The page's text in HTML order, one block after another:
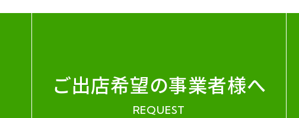
ご出店希望の事業者様へ
REQUEST